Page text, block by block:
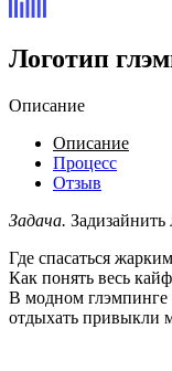
Логотип
Описание
Описание
Процесс
Отзыв
Задача. Задизайнить
Где спасаться
Как понять весь
В модном глэмпинге
отдыхать привыкли